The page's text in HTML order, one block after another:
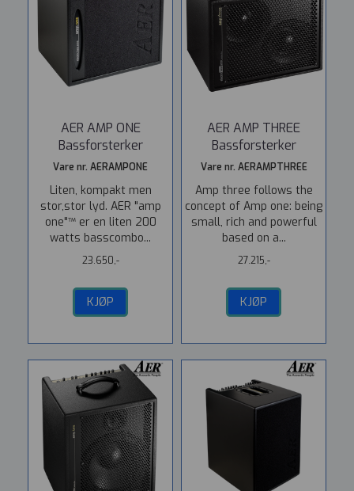
AER AMP ONE
Bassforsterker
Vare nr. AERAMPONE
Liten, kompakt men
stor,stor lyd. AER "amp
one"™ er en liten 200
watts basscombo...
23.650,-
KJØP
AER AMP THREE
Bassforsterker
Vare nr. AERAMPTHREE
Amp three follows the
concept of Amp one: being
small, rich and powerful
based on a...
27.215,-
KJØP